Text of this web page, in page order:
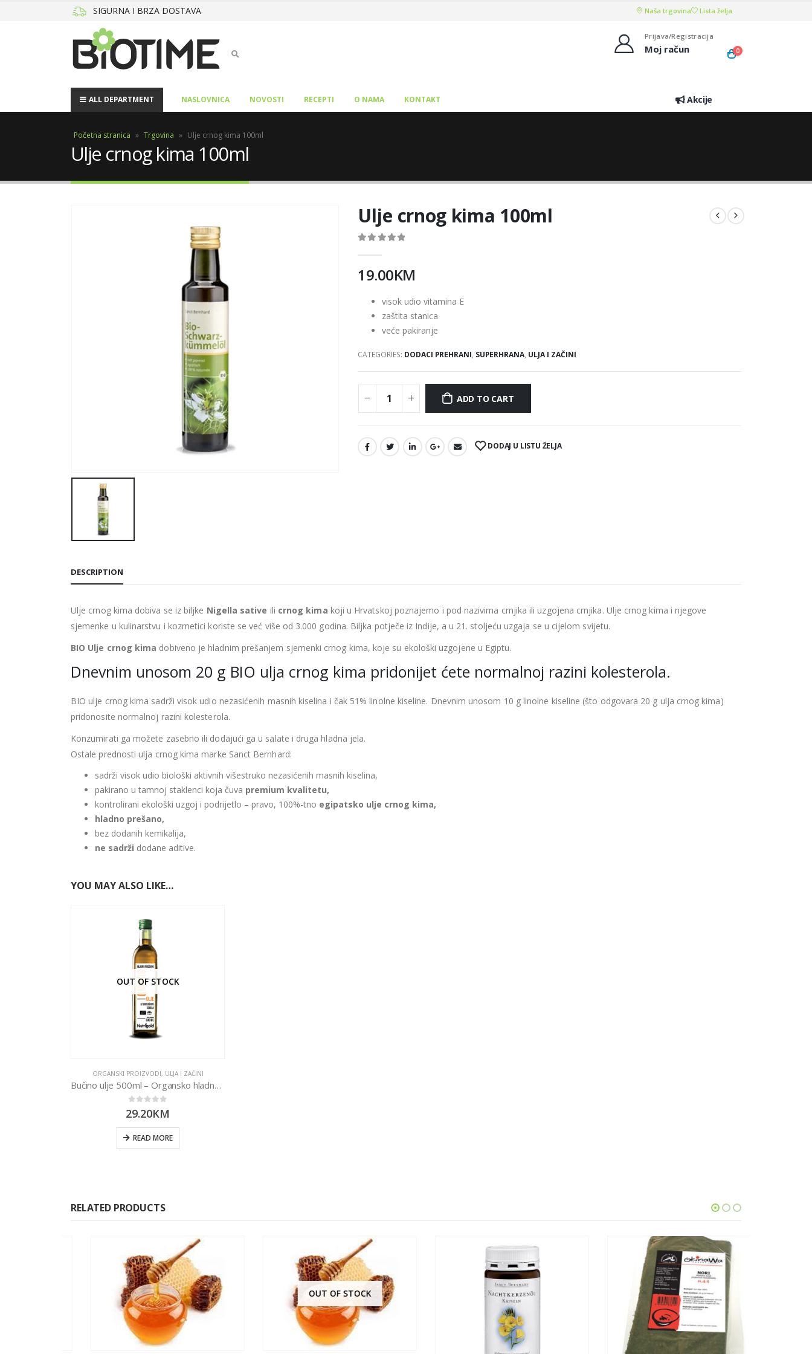
SIGURNA I BRZA DOSTAVA Naša trgovina Lista želja
Prijava/Registracija
Moj račun 0
ALL DEPARTMENT NASLOVNICA NOVOSTI RECEPTI O NAMA KONTAKT Akcije
Početna stranica » Trgovina » Ulje crnog kima 100ml
Ulje crnog kima 100ml
Ulje crnog kima 100ml
19.00KM
visok udio vitamina E
zaštita stanica
veće pakiranje
CATEGORIES: DODACI PREHRANI, SUPERHRANA, ULJA I ZAČINI
ADD TO CART
DODAJ U LISTU ŽELJA
DESCRIPTION
Ulje crnog kima dobiva se iz biljke Nigella sative ili crnog kima koji u Hrvatskoj poznajemo i pod nazivima crnjika ili uzgojena crnjika. Ulje crnog kima i njegove
sjemenke u kulinarstvu i kozmetici koriste se već više od 3.000 godina. Biljka potječe iz Indije, a u 21. stoljeću uzgaja se u cijelom svijetu.
BIO Ulje crnog kima dobiveno je hladnim prešanjem sjemenki crnog kima, koje su ekološki uzgojene u Egiptu.
Dnevnim unosom 20 g BIO ulja crnog kima pridonijet ćete normalnoj razini kolesterola.
BIO ulje crnog kima sadrži visok udio nezasićenih masnih kiselina i čak 51% linolne kiseline. Dnevnim unosom 10 g linolne kiseline (što odgovara 20 g ulja crnog kima)
pridonosite normalnoj razini kolesterola.
Konzumirati ga možete zasebno ili dodajući ga u salate i druga hladna jela.
Ostale prednosti ulja crnog kima marke Sanct Bernhard:
sadrži visok udio biološki aktivnih višestruko nezasićenih masnih kiselina,
pakirano u tamnoj staklenci koja čuva premium kvalitetu,
kontrolirani ekološki uzgoj i podrijetlo – pravo, 100%-tno egipatsko ulje crnog kima,
hladno prešano,
bez dodanih kemikalija,
ne sadrži dodane aditive.
YOU MAY ALSO LIKE…
OUT OF STOCK
ORGANSKI PROIZVODI, ULJA I ZAČINI
Bučino ulje 500ml – Organsko hladno prešano
0 out of 5
29.20KM
READ MORE
RELATED PRODUCTS
OUT OF STOCK